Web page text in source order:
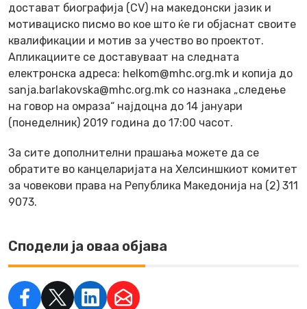
достават биографија (CV) на македонски јазик и
мотивациско писмо во кое што ќе ги објаснат своите
квалификации и мотив за учество во проектот.
Апликациите се доставуваат на следната
електронска адреса: helkom@mhc.org.mk и копија до
sanja.barlakovska@mhc.org.mk со назнака „следење
на говор на омраза“ најдоцна до 14 јануари
(понеделник) 2019 година до 17:00 часот.
За сите дополнителни прашања можете да се
обратите во канцеларијата на Хелсиншкиот комитет
за човекови права на Република Македонија на (2) 311
9073.
Сподели ја оваа објава